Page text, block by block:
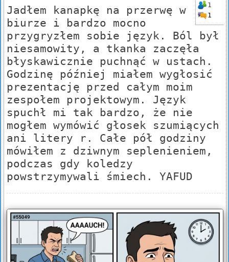
1
1
Jadłem kanapkę na przerwę w
biurze i bardzo mocno
przygryzłem sobie język. Ból był
niesamowity, a tkanka zaczęła
błyskawicznie puchnąć w ustach.
Godzinę później miałem wygłosić
prezentację przed całym moim
zespołem projektowym. Język
spuchł mi tak bardzo, że nie
mogłem wymówić głosek szumiących
ani litery r. Całe pół godziny
mówiłem z dziwnym seplenieniem,
podczas gdy koledzy
powstrzymywali śmiech. YAFUD